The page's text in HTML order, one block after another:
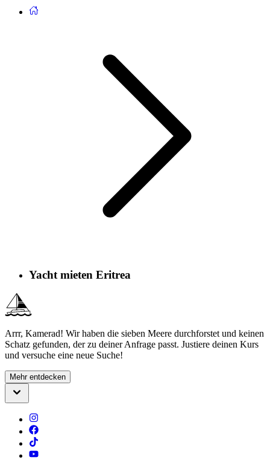
Yacht mieten Eritrea
Arrr, Kamerad! Wir haben die sieben Meere durchforstet und keinen
Schatz gefunden, der zu deiner Anfrage passt. Justiere deinen Kurs
und versuche eine neue Suche!
Mehr entdecken